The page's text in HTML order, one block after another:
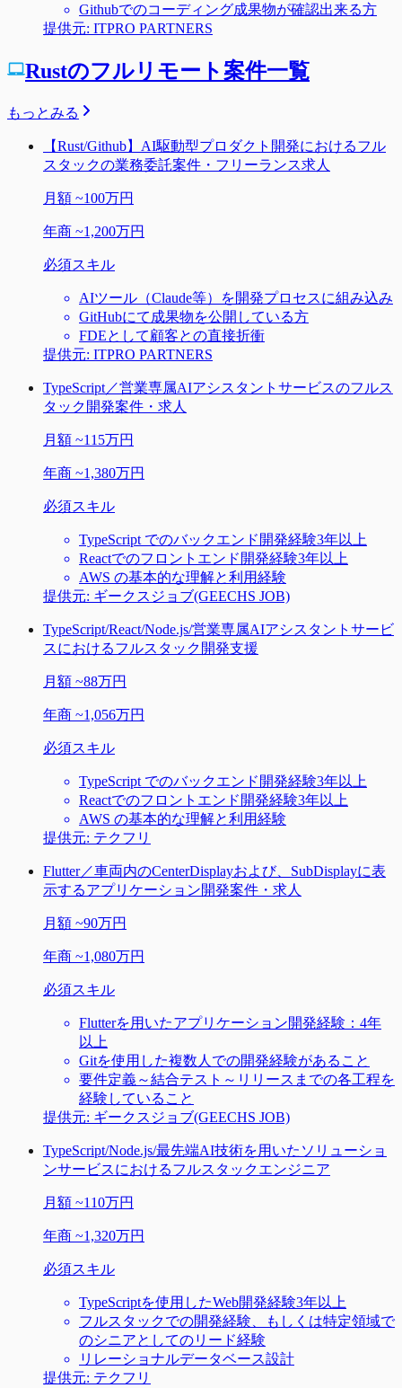
Githubでのコーディング成果物が確認出来る方
提供元: ITPRO PARTNERS
Rustのフルリモート案件一覧
もっとみる
【Rust/Github】AI駆動型プロダクト開発におけるフル
スタックの業務委託案件・フリーランス求人
月額 ~100万円
年商 ~1,200万円
必須スキル
AIツール（Claude等）を開発プロセスに組み込み
GitHubにて成果物を公開している方
FDEとして顧客との直接折衝
提供元: ITPRO PARTNERS
TypeScript／営業専属AIアシスタントサービスのフルス
タック開発案件・求人
月額 ~115万円
年商 ~1,380万円
必須スキル
TypeScript でのバックエンド開発経験3年以上
Reactでのフロントエンド開発経験3年以上
AWS の基本的な理解と利用経験
提供元: ギークスジョブ(GEECHS JOB)
TypeScript/React/Node.js/営業専属AIアシスタントサービ
スにおけるフルスタック開発支援
月額 ~88万円
年商 ~1,056万円
必須スキル
TypeScript でのバックエンド開発経験3年以上
Reactでのフロントエンド開発経験3年以上
AWS の基本的な理解と利用経験
提供元: テクフリ
Flutter／車両内のCenterDisplayおよび、SubDisplayに表
示するアプリケーション開発案件・求人
月額 ~90万円
年商 ~1,080万円
必須スキル
Flutterを用いたアプリケーション開発経験：4年
以上
Gitを使用した複数人での開発経験があること
要件定義～結合テスト～リリースまでの各工程を
経験していること
提供元: ギークスジョブ(GEECHS JOB)
TypeScript/Node.js/最先端AI技術を用いたソリューショ
ンサービスにおけるフルスタックエンジニア
月額 ~110万円
年商 ~1,320万円
必須スキル
TypeScriptを使用したWeb開発経験3年以上
フルスタックでの開発経験、もしくは特定領域で
のシニアとしてのリード経験
リレーショナルデータベース設計
提供元: テクフリ